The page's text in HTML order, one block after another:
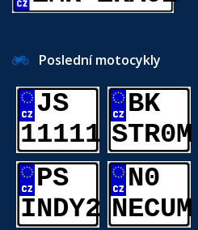
Poslední motocykly
JS
11111
BK
STR0M
PS
INDY2
N0
NECUM